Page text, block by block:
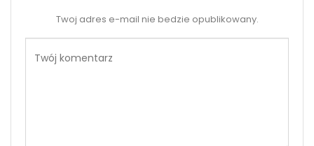
Twoj adres e-mail nie bedzie opublikowany.